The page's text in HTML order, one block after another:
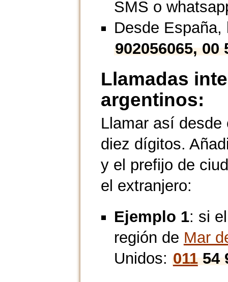
SMS o
Desde
902056065,
Llamadas
argentinos:
Llamar así
diez dígitos.
y el prefijo de
el extranjero:
Ejemplo 1: si
región de Mar
Unidos: 01154